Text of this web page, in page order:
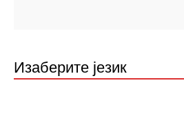
Изаберите језик